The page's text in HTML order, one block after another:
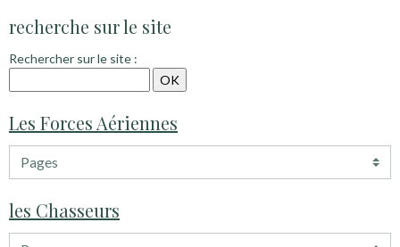
recherche sur le site
Rechercher sur le site :
Les Forces Aériennes
les Chasseurs